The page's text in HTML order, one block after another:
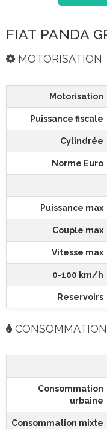
FIAT PANDA
MOTORISATION
Motorisation
Puissance fiscale
Cylindrée
Norme Euro
Puissance max
Couple max
Vitesse max
0-100 km/h
Reservoirs
Consommation
urbaine
Consommation mixte